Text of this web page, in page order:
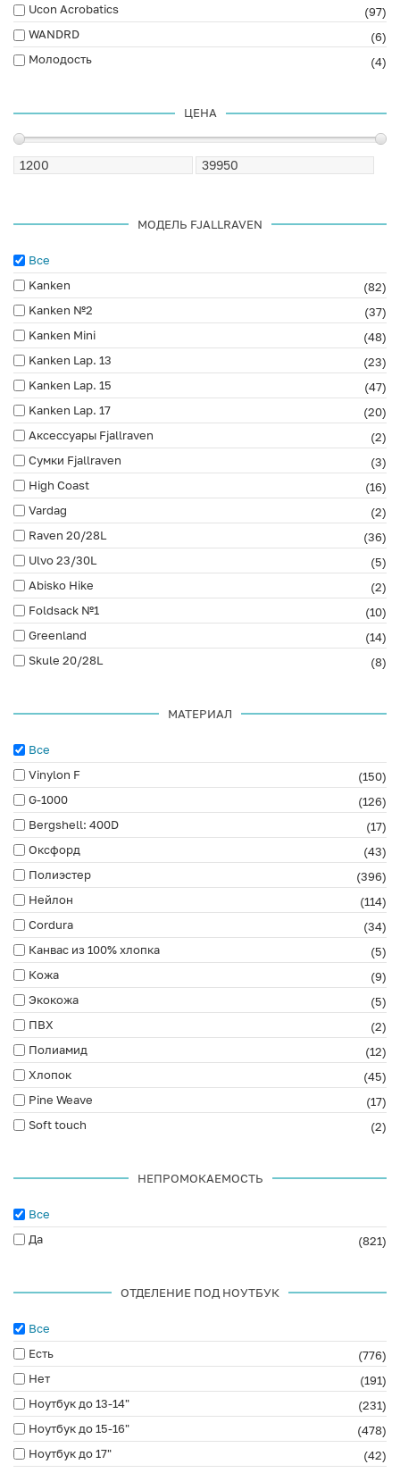
Ucon Acrobatics
(97)
WANDRD
(6)
Молодость
(4)
ЦЕНА
МОДЕЛЬ FJALLRAVEN
Все
Kanken
(82)
Kanken №2
(37)
Kanken Mini
(48)
Kanken Lap. 13
(23)
Kanken Lap. 15
(47)
Kanken Lap. 17
(20)
Аксессуары Fjallraven
(2)
Сумки Fjallraven
(3)
High Coast
(16)
Vardag
(2)
Raven 20/28L
(36)
Ulvo 23/30L
(5)
Abisko Hike
(2)
Foldsack №1
(10)
Greenland
(14)
Skule 20/28L
(8)
МАТЕРИАЛ
Все
Vinylon F
(150)
G-1000
(126)
Bergshell: 400D
(17)
Оксфорд
(43)
Полиэстер
(396)
Нейлон
(114)
Cordura
(34)
Канвас из 100% хлопка
(5)
Кожа
(9)
Экокожа
(5)
ПВХ
(2)
Полиамид
(12)
Хлопок
(45)
Pine Weave
(17)
Soft touch
(2)
НЕПРОМОКАЕМОСТЬ
Все
Да
(821)
ОТДЕЛЕНИЕ ПОД НОУТБУК
Все
Есть
(776)
Нет
(191)
Ноутбук до 13-14"
(231)
Ноутбук до 15-16"
(478)
Ноутбук до 17"
(42)